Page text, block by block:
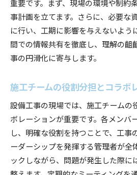
重要です。まず、現場の環境や制約
事計画を立てます。さらに、必要な
に行い、工期に影響を与えないよう
間での情報共有を徹底し、理解の齟
事の円滑化に寄与します。
施工チームの役割分担とコラボ
設備工事の現場では、施工チームの
ボレーションが重要です。各メンバ
し、明確な役割を持つことで、工事
ーダーシップを発揮する管理者が全
ックしながら、問題が発生した際に